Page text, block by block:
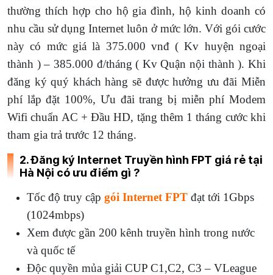
thường thích hợp cho hộ gia đình, hộ kinh doanh có
nhu cầu sử dụng Internet luôn ở mức lớn. Với gói cước
này có mức giá là 375.000 vnđ ( Kv huyện ngoại
thành ) – 385.000 đ/tháng ( Kv Quận nội thành ). Khi
đăng ký quý khách hàng sẽ được hưởng ưu đãi Miễn
phí lắp đặt 100%, Ưu đãi trang bị miễn phí Modem
Wifi chuẩn AC + Đầu HD, tặng thêm 1 tháng cước khi
tham gia trả trước 12 tháng.
2. Đăng ký Internet Truyền hình FPT giá rẻ tại
Hà Nội có ưu điểm gì ?
Tốc độ truy cập gói Internet FPT đạt tới 1Gbps
(1024mbps)
Xem được gần 200 kênh truyền hình trong nước
và quốc tế
Độc quyền mủa giải CUP C1,C2, C3 – VLeague